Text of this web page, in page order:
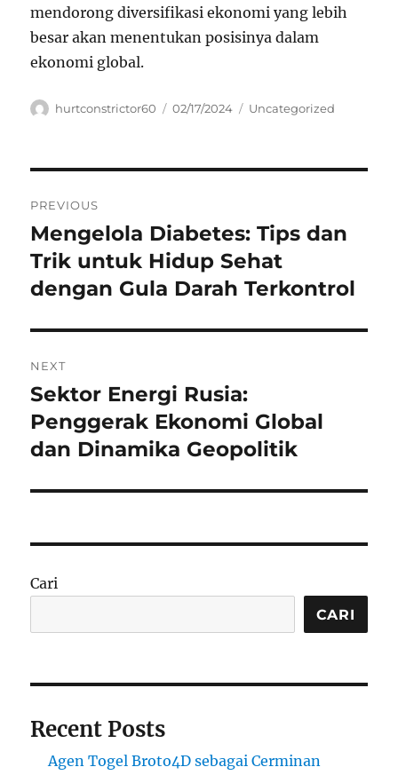
mendorong diversifikasi ekonomi yang lebih
besar akan menentukan posisinya dalam
ekonomi global.
Author
hurtconstrictor60
Posted
02/17/2024 Categories
Uncategorized
pos
PREVIOUS
Previous
post:
Mengelola Diabetes: Tips dan
Trik untuk Hidup Sehat
dengan Gula Darah Terkontrol
NEXT
Next
post:
Sektor Energi Rusia:
Penggerak Ekonomi Global
dan Dinamika Geopolitik
Cari
CARI
Recent Posts
Agen Togel Broto4D sebagai Cerminan